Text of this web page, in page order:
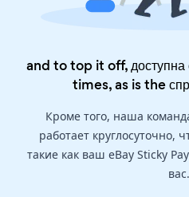
and to top it off, доступна
times, as is the
Кроме того, наша
работает круглосуточно,
такие как ваш eBay Sticky
вас.